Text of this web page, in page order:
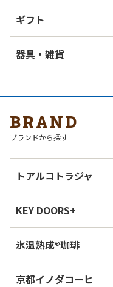
ギフト
器具・雑貨
BRAND
ブランドから探す
トアルコトラジャ
KEY DOORS+
氷温熟成®珈琲
京都イノダコーヒ